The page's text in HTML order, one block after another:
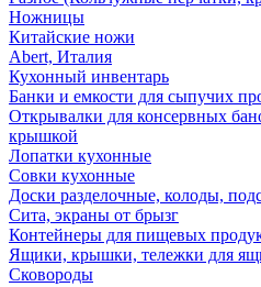
Ножницы
Китайские ножи
Abert, Италия
Кухонный инвентарь
Банки и емкости для сыпучих
Открывалки для консервных
крышкой
Лопатки кухонные
Совки кухонные
Доски разделочные, колоды,
Сита, экраны от брызг
Контейнеры для пищевых
Ящики, крышки, тележки для
Сковороды